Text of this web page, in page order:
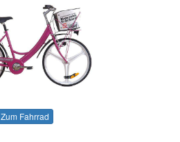
Zum Fahrrad